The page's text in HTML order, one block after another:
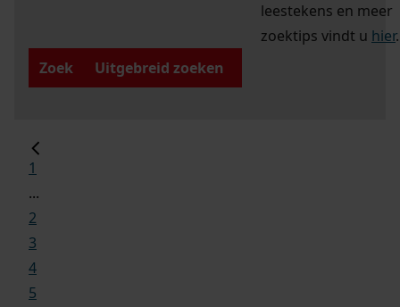
leestekens en meer
zoektips vindt u hier.
Zoek
Uitgebreid zoeken
1
...
2
3
4
5